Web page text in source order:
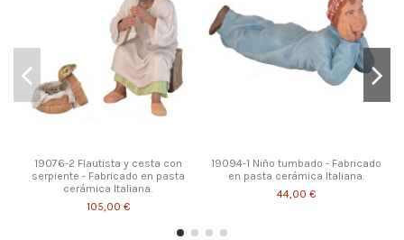
19076-2 Flautista y cesta con
serpiente - Fabricado en pasta
cerámica Italiana.
105,00 €
19094-1 Niño tumbado - Fabricado
en pasta cerámica Italiana.
44,00 €